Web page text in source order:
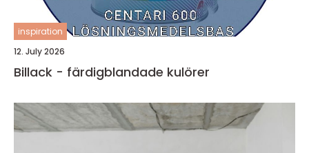
inspiration
12. July 2026
Billack - färdigblandade kulörer